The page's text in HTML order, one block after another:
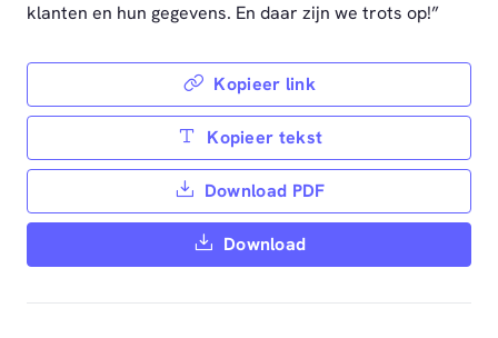
klanten en hun gegevens. En daar zijn we trots op!”
Kopieer link
Kopieer tekst
Download PDF
Download